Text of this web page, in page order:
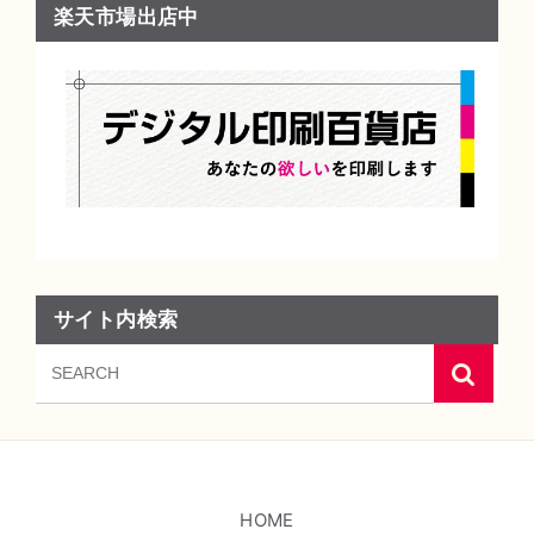
楽天市場出店中
サイト内検索
HOME